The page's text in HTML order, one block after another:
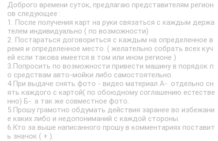
Доброго времени суток, предлагаю представителям регион
ов следующее :
1. После получения карт на руки связаться с каждым держа
телем индивидуально ( по возможности)
2. Постараться договориться с каждым на определенное в
ремя и определенное место. ( желательно собрать всех куч
ей если такова имеется в том или ином регионе )
3.Попросить по возможности привести машину в порядок п
о средствам авто-мойки либо самостоятельно.
4.При выдаче снять фото - видео материал А-. отдельно сн
ять каждого с картой( по обоюдному соглашению естестве
нно) Б-. а так же совместное фото.
5.Прошу грамотно обдумать действия заранее во избежани
е каких либо и недопониманий с каждой стороны.
6.Кто за выше написанного прошу в комментариях поставит
ь значок ( + ).